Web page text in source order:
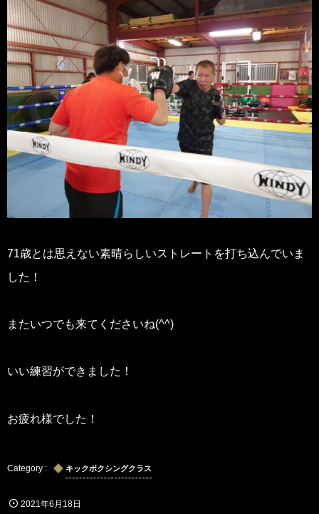
71歳とは思えない素晴らしいストレートを打ち込んでいま
した！
またいつでも来てくださいね(^^)
いい練習ができました！
お疲れ様でした！
キックボクシングクラス
2021年6月18日